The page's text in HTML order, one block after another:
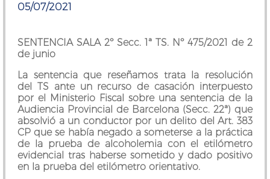
05/07/2021
SENTENCIA SALA 2º Secc. 1ª TS. Nº 475/2021 de 2
de junio
La sentencia que reseñamos trata la resolución
del TS ante un recurso de casación interpuesto
por el Ministerio Fiscal sobre una sentencia de la
Audiencia Provincial de Barcelona (Secc. 22ª) que
absolvió a un conductor por un delito del Art. 383
CP que se había negado a someterse a la práctica
de la prueba de alcoholemia con el etilómetro
evidencial tras haberse sometido y dado positivo
en la prueba del etilómetro orientativo.